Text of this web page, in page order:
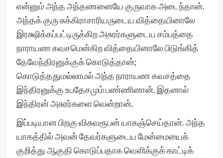
என்னும் அந்த அந்தணனையே குருவாக அடைந்தான்.
அந்தக் குரு சுக்கிராசாரியருடைய வித்தையினாலே
இரக்ஷிக்கப்பட்டிருக்கிற அசுரர்களுடைய சம்பத்தை
நாராயண கவசமென்கிற வித்தையினாலே பிடுங்கித்
தேவேந்திரனுக்குக் கொடுத்தான்;
கொடுத்ததுமல்லாமல் அந்த நாராயண கவசத்தை
இந்திரனுக்கு உபதேசமும் பண்ணினான். இதனால்
இந்திரன் அசுரர்களை வென்றான்.
இப்படியான பிறகு விசுவரூபன் யாகஞ்செய்தான். அந்த
யாகத்தில் அவன் தேவர்களுடைய மேன்மையைக்
குறித்து ஆகுதி கொடுப்பதாக வெளிக்குக் காட்டிக்